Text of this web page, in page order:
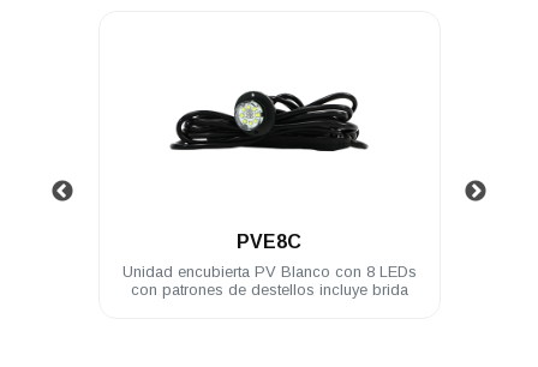
PVE8C
Unidad encubierta PV Blanco con 8 LEDs
con patrones de destellos incluye brida